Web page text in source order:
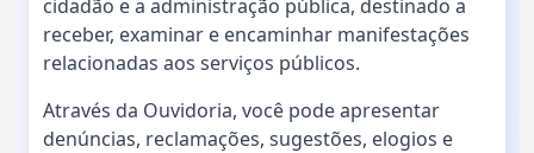
cidadão e a administração pública, destinado a
receber, examinar e encaminhar manifestações
relacionadas aos serviços públicos.
Através da Ouvidoria, você pode apresentar
denúncias, reclamações, sugestões, elogios e